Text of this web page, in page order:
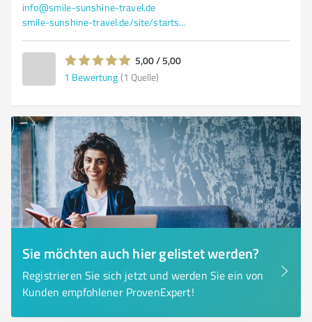
info@smile-sunshine-travel.de
smile-sunshine-travel.de/site/startseite/
5,00 / 5,00
1 Bewertung (1 Quelle)
Sie möchten auch hier gelistet werden?
Registrieren Sie sich jetzt und werden Sie ein von
Kunden empfohlener ProvenExpert!